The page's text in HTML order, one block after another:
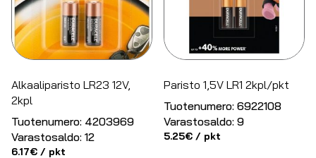
Alkaaliparisto LR23 12V,
2kpl
Tuotenumero: 4203969
Varastosaldo: 12
6.17€ / pkt
Paristo 1,5V LR1 2kpl/pkt
Tuotenumero: 6922108
Varastosaldo: 9
5.25€ / pkt